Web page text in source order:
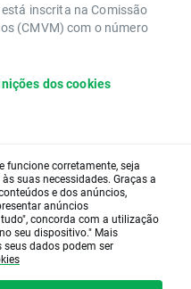
inscrita na Comissão
(CMVM) com o número
dos cookies
funcione corretamente, seja
suas necessidades. Graças a
e dos anúncios,
anúncios
concorda com a utilização
seu dispositivo." Mais
dados podem ser